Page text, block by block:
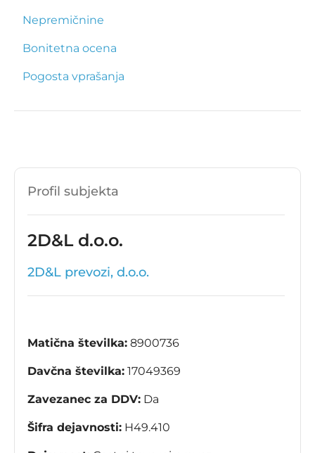
Nepremičnine
Bonitetna ocena
Pogosta vprašanja
Profil subjekta
2D&L d.o.o.
2D&L prevozi, d.o.o.
Matična številka: 8900736
Davčna številka: 17049369
Zavezanec za DDV: Da
Šifra dejavnosti: H49.410